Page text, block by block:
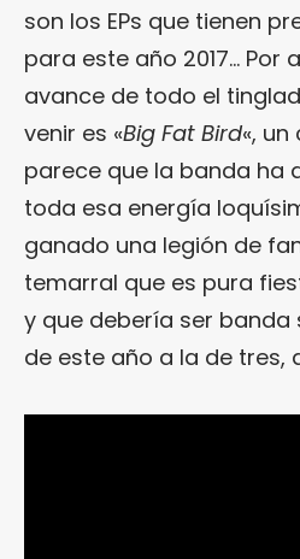
son los EPs que tienen
para este año 2017… Por
avance de todo el
venir es «Big Fat Bird«,
parece que la banda ha
toda esa energía
ganado una legión de
temarral que es pura
y que debería ser banda
de este año a la de tres,